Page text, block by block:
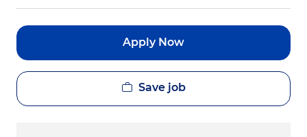
Apply Now
Save job